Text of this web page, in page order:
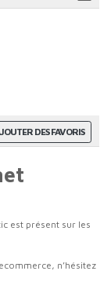
DES FAVORIS
est présent sur les
n’hésitez